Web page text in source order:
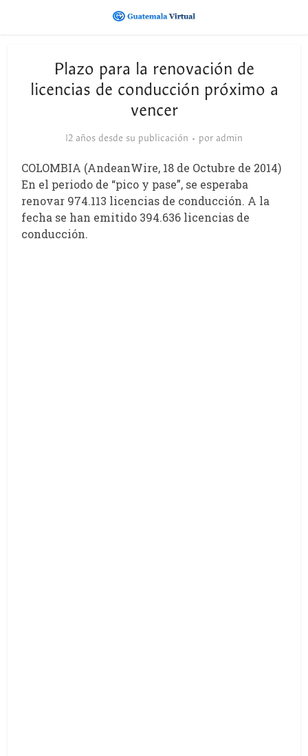
Plazo para la renovación de
licencias de conducción próximo a
vencer
12 años desde su publicación por admin
COLOMBIA (AndeanWire, 18 de Octubre de 2014)
En el periodo de “pico y pase”, se esperaba
renovar 974.113 licencias de conducción. A la
fecha se han emitido 394.636 licencias de
conducción.